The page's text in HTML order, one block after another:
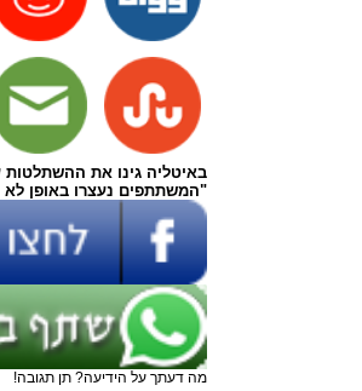
באיטליה גינו את
"המשתתפים נעצרו באופן לא
מה דעתך על הידיעה? תן תגובה!